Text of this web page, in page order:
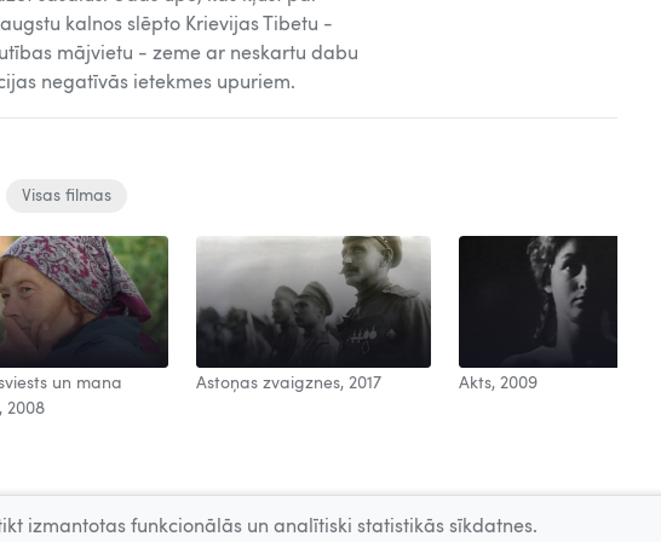
kalnos slēpto Krievijas Tibetu -
mājvietu - zeme ar neskartu dabu
negatīvās ietekmes upuriem.
Visas filmas
un mana
2008
Astoņas zvaigznes, 2017 Akts, 2009
izmantotas funkcionālās un analītiski statistikās sīkdatnes.